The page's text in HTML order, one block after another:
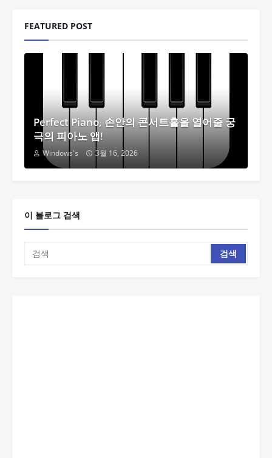
FEATURED POST
Perfect Piano, 손안의 콘서트홀을 열어줄 궁
극의 피아노 앱!
Windows's 3월 16, 2026
이 블로그 검색